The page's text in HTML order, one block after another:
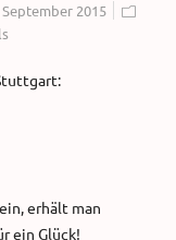
September 2015
erhält man
ein Glück!